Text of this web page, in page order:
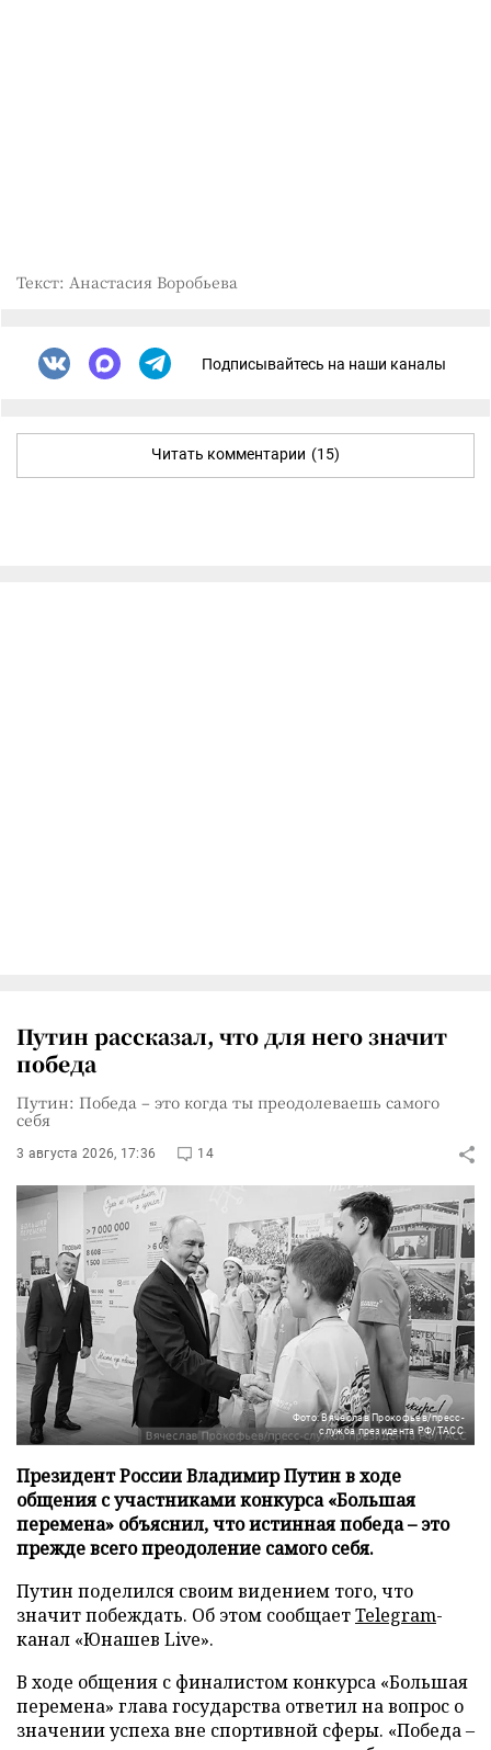
Текст: Анастасия Воробьева
Подписывайтесь на наши каналы
Читать комментарии (15)
Путин рассказал, что для него значит
победа
Путин: Победа – это когда ты преодолеваешь самого
себя
3 августа 2026, 17:36 14
Фото: Вячеслав Прокофьев/пресс-
служба президента РФ/ТАСС
Президент России Владимир Путин в ходе
общения с участниками конкурса «Большая
перемена» объяснил, что истинная победа – это
прежде всего преодоление самого себя.
Путин поделился своим видением того, что
значит побеждать. Об этом сообщаетTelegram-
канал «Юнашев Live».
В ходе общения с финалистом конкурса «Большая
перемена» глава государства ответил на вопрос о
значении успеха вне спортивной сферы. «Победа –